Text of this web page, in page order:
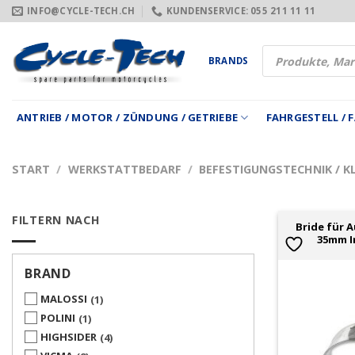
Zum
Inhalt
springen
INFO@CYCLE-TECH.CH KUNDENSERVICE: 055 211 11 11
BRANDS
Products
search
ANTRIEB / MOTOR / ZÜNDUNG / GETRIEBE FAHRGESTELL /
START / WERKSTATTBEDARF / BEFESTIGUNGSTECHNIK /
FILTERN NACH
BRAND
MALOSSI 1
POLINI 1
HIGHSIDER 4
Bride für
35mm